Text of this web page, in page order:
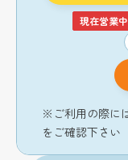
現在営業中
※ご利用の際に
をご確認下さい